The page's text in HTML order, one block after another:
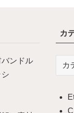
ンドル
カ
リ
ー